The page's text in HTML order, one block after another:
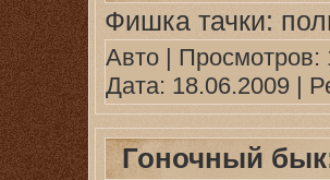
Фишка тачки:
Авто |
Дата: 18.06.2009 |
Гоночный